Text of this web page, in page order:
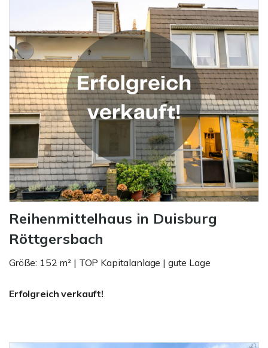
Reihenmittelhaus in Duisburg
Röttgersbach
Größe: 152 m² | TOP Kapitalanlage | gute Lage
Erfolgreich verkauft!